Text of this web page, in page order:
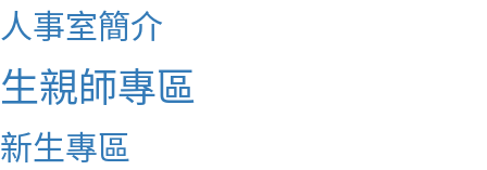
人事室簡介
生親師專區
新生專區